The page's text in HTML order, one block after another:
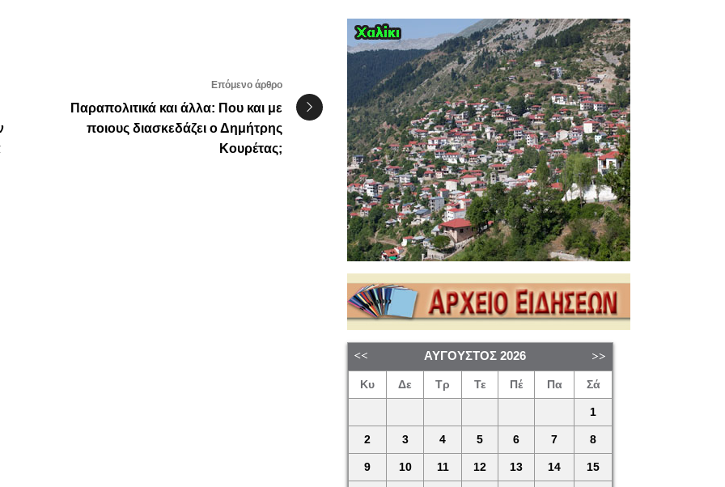
Επόμενο άρθρο
Παραπολιτικά και άλλα: Που και με
ποιους διασκεδάζει ο Δημήτρης
Κουρέτας;
ΑΎΓΟΥΣΤΟΣ 2026
Κυ Δε Τρ Τε Πέ Πα Σά
1
2 3 4 5 6 7 8
9 10 11 12 13 14 15